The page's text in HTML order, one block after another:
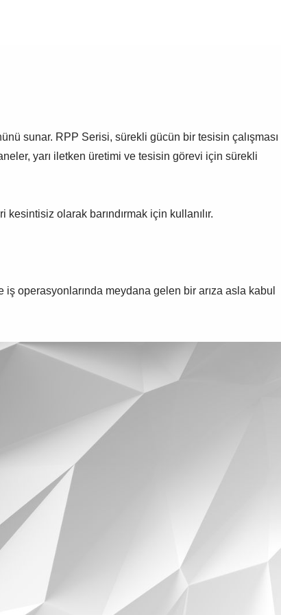
sunar. RPP Serisi, sürekli gücün bir tesisin çalışması
yarı iletken üretimi ve tesisin görevi için sürekli
olarak barındırmak için kullanılır.
operasyonlarında meydana gelen bir arıza asla kabul